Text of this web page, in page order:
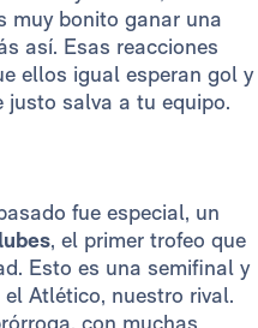
muy bonito ganar una
así. Esas reacciones
ellos igual esperan gol y
justo salva a tu equipo.
fue especial, un
, el primer trofeo que
Esto es una semifinal y
Atlético, nuestro rival.
con muchas